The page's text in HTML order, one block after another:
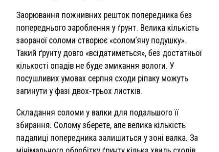
Заорювання пожнивних решток попередника без
попереднього зароблення у ґрунт. Велика кількість
заораної соломи створює «солом’яну подушку».
Такий ґрунту довго «всідатиметься», без достатньої
кількості опадів не буде змикання вологи. У
посушливих умовах серпня сходи ріпаку можуть
загинути у фазі двох-трьох листків.
Складання соломи у валки для подальшого її
збирання. Солому зберете, але велика кількість
падалиці попередника залишиться у зоні валка. За